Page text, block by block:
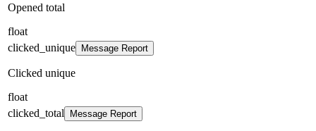
Opened total
float
clicked_unique
Message Report
Clicked unique
float
clicked_total
Message Report